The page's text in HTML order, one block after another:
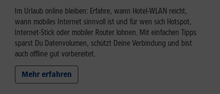
Im Urlaub online bleiben: Erfahre, wann Hotel-WLAN reicht,
wann mobiles Internet sinnvoll ist und für wen sich Hotspot,
Internet-Stick oder mobiler Router lohnen. Mit einfachen Tipps
sparst Du Datenvolumen, schützt Deine Verbindung und bist
auch offline gut vorbereitet.
Mehr erfahren